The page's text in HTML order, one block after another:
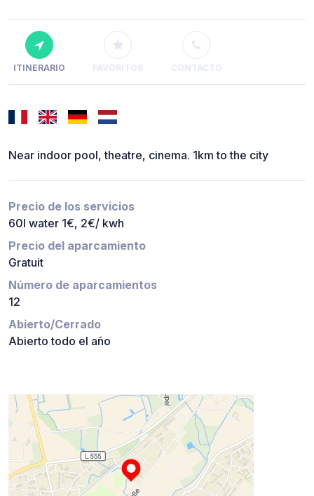
ITINERARIO FAVORITOS CONTACTO
Near indoor pool, theatre, cinema. 1km to the city
Precio de los servicios
60l water 1€, 2€/ kwh
Precio del aparcamiento
Gratuit
Número de aparcamientos
12
Abierto/Cerrado
Abierto todo el año